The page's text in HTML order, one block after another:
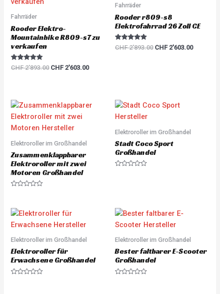
f
Fahrräder
Rooder Elektro-
Mountainbike R809-s7 zu
verkaufen
Rated
5.00
CHF2'893.00 CHF2'603.00
CHF 2'603.00.Fahrräder
Rooder r809-s8
Elektrofahrrad 26 Zoll CE
Rated
5.00
CHF2'893.00 CHF2'603.00
Elektroroller im Großhandel
Zusammenklappbarer
Elektroroller mit zwei
Motoren Großhandel
e
d
0
o
t
f
5
Elektroroller im Großhandel
Stadt Coco Sport
Großhandel
o
u
o
5
Elektroroller im Großhandel
Elektroroller für
Erwachsene Großhandel
Elektroroller im Großhandel
Bester faltbarer E-Scooter
Großhandel